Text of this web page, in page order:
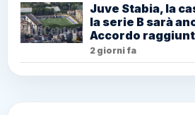
Juve Stabia, la
la serie B sarà
Accordo
2 giorni fa